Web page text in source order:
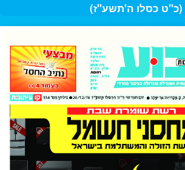
(כ"ט כסלו ה'תשע"ז)